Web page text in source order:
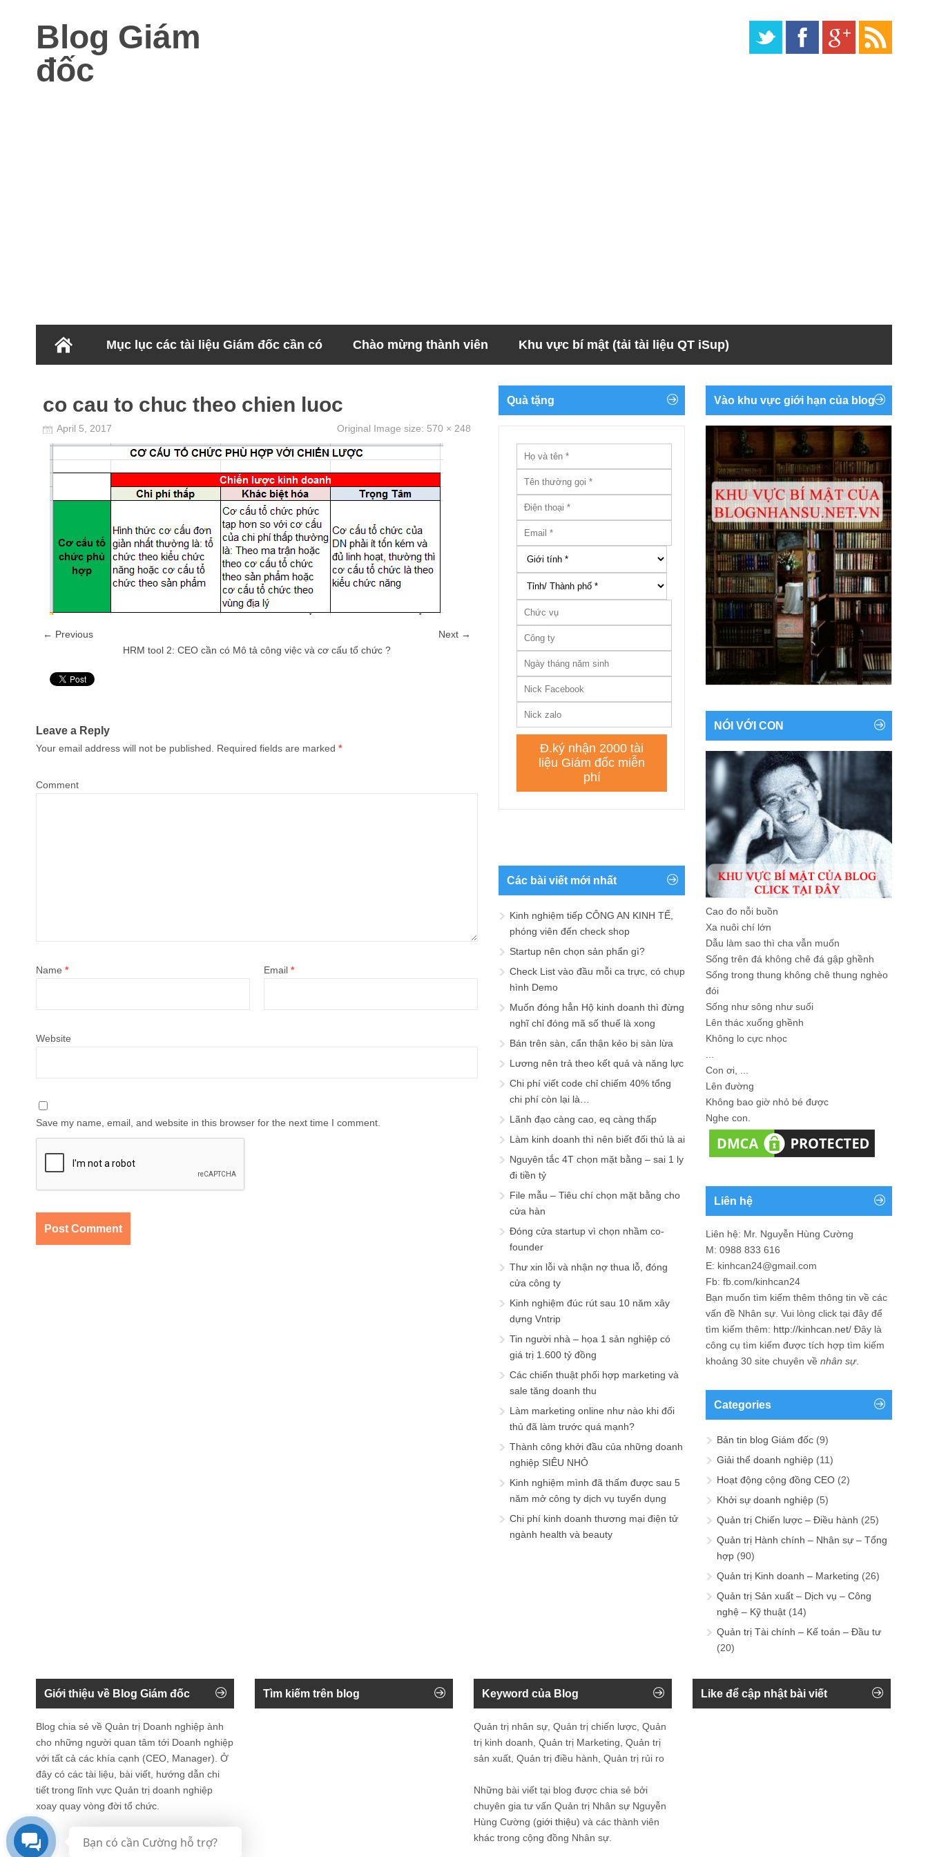
Blog Giám
đốc
Mục lục các tài liệu Giám đốc cần có Chào mừng thành viên Khu vực bí mật (tải tài liệu QT iSup)
co cau to chuc theo chien luoc
April 5, 2017 Original Image size: 570 × 248
← Previous
Next →
HRM tool 2: CEO cần có Mô tả công việc và cơ cấu tổ chức ?
Leave a Reply
Your email address will not be published. Required fields are marked *
Comment
Name * Email *
Website
Save my name, email, and website in this browser for the next time I comment.
Quà tặng
Các bài viết mới nhất
Kinh nghiệm tiếp CÔNG AN KINH TẾ,
phóng viên đến check shop
Startup nên chọn sản phẩn gì?
Check List vào đầu mỗi ca trực, có chụp
hình Demo
Muốn đóng hẳn Hộ kinh doanh thì đừng
nghĩ chỉ đóng mã số thuế là xong
Bán trên sàn, cẩn thận kẻo bị sàn lừa
Lương nên trả theo kết quả và năng lực
Chi phí viết code chỉ chiếm 40% tổng
chi phí còn lại là…
Lãnh đạo càng cao, eq càng thấp
Làm kinh doanh thì nên biết đối thủ là ai
Nguyên tắc 4T chọn mặt bằng – sai 1 ly
đi tiền tỷ
File mẫu – Tiêu chí chọn mặt bằng cho
cửa hàn
Đóng cửa startup vì chọn nhầm co-
founder
Thư xin lỗi và nhận nợ thua lỗ, đóng
cửa công ty
Kinh nghiệm đúc rút sau 10 năm xây
dựng Vntrip
Tin người nhà – họa 1 sản nghiệp có
giá trị 1.600 tỷ đồng
Các chiến thuật phối hợp marketing và
sale tăng doanh thu
Làm marketing online như nào khi đối
thủ đã làm trước quá mạnh?
Thành công khởi đầu của những doanh
nghiệp SIÊU NHỎ
Kinh nghiệm mình đã thấm được sau 5
năm mở công ty dịch vụ tuyển dụng
Chi phí kinh doanh thương mại điện tử
ngành health và beauty
Vào khu vực giới hạn của blog
NÓI VỚI CON
Cao đo nỗi buồn
Xa nuôi chí lớn
Dẫu làm sao thì cha vẫn muốn
Sống trên đá không chê đá gập ghềnh
Sống trong thung không chê thung nghèo
đói
Sống như sông như suối
Lên thác xuống ghềnh
Không lo cực nhọc
Con ơi, ...
Lên đường
Không bao giờ nhỏ bé được
Nghe con.
Liên hệ
Liên hệ: Mr. Nguyễn Hùng Cường
M: 0988 833 616
E: kinhcan24@gmail.com
Fb: fb.com/kinhcan24
Bạn muốn tìm kiếm thêm thông tin về các
vấn đề Nhân sự . Vui lòng click tại đây để
tìm kiếm thêm: http://kinhcan.net/ Đây là
công cụ tìm kiếm được tích hợp tìm kiếm
khoảng 30 site chuyên về nhân sự.
Categories
Bản tin blog Giám đốc (9)
Giải thể doanh nghiệp (11)
Hoạt động cộng đồng CEO (2)
Khởi sự doanh nghiệp (5)
Quản trị Chiến lược – Điều hành (25)
Quản trị Hành chính – Nhân sự – Tổng
hợp (90)
Quản trị Kinh doanh – Marketing (26)
Quản trị Sản xuất – Dịch vụ – Công
nghệ – Kỹ thuật (14)
Quản trị Tài chính – Kế toán – Đầu tư
(20)
Giới thiệu về Blog Giám đốc
Blog chia sẻ về Quản trị Doanh nghiệp ành
cho những người quan tâm tới Doanh nghiệp
với tất cả các khía cạnh (CEO, Manager). Ở
đây có các tài liệu, bài viết, hướng dẫn chi
tiết trong lĩnh vực Quản trị doanh nghiệp
xoay quay vòng đời tổ chức.
Tìm kiếm trên blog Keyword của Blog
Quản trị nhân sự, Quản trị chiến lược, Quản
trị kinh doanh, Quản trị Marketing, Quản trị
sản xuất, Quản trị điều hành, Quản trị rủi ro
Những bài viết tại blog được chia sẻ bởi
chuyên gia tư vấn Quản trị Nhân sự Nguyễn
Hùng Cường (giới thiệu) và các thành viên
khác trong cộng đồng Nhân sự.
Like để cập nhật bài viết
Bạn có cần Cường hỗ trợ?